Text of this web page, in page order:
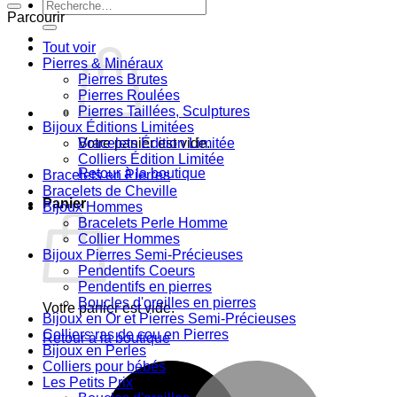
Recherche
pour :
Votre panier est vide.
Retour à la boutique
Panier
Votre panier est vide.
Retour à la boutique
Parcourir
Tout voir
Pierres & Minéraux
Pierres Brutes
Pierres Roulées
Pierres Taillées, Sculptures
Bijoux Éditions Limitées
Bracelets Édition Limitée
Colliers Édition Limitée
Bracelets en Pierres
Bracelets de Cheville
Bijoux Hommes
Bracelets Perle Homme
Collier Hommes
Bijoux Pierres Semi-Précieuses
Pendentifs Coeurs
Pendentifs en pierres
Boucles d'oreilles en pierres
Bijoux en Or et Pierres Semi-Précieuses
Colliers ras de cou en Pierres
Bijoux en Perles
Colliers pour bébés
Les Petits Prix